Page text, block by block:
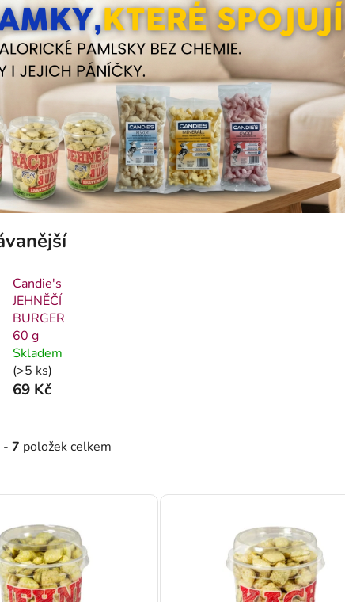
Candie's
JEHNĚČÍ
BURGER
60 g
Skladem
(>5 ks)
69 Kč
- 7 položek celkem